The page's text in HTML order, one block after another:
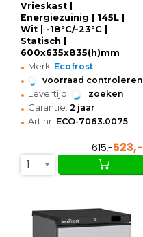
Vrieskast |
Energiezuinig | 145L |
Wit | -18°C/-23°C |
Statisch |
600x635x835(h)mm
• Merk: Ecofrost
• voorraad controleren
• Levertijd: zoeken
• Garantie: 2 jaar
• Art.nr: ECO-7063.0075
615,-523,-
1